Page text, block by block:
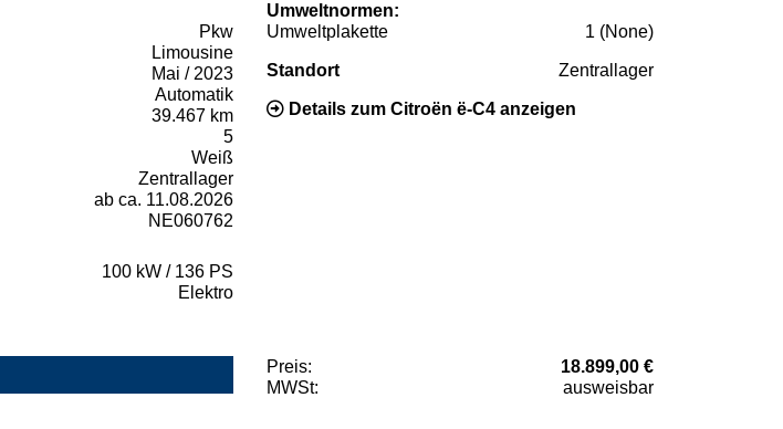
Pkw
Limousine
Mai / 2023
Automatik
39.467 km
5
Weiß
Zentrallager
ab ca. 11.08.2026
NE060762
100 kW / 136 PS
Elektro
Umweltnormen:
Umweltplakette
1 (None)
Standort Zentrallager
Details zum Citroën ë-C4 anzeigen
Preis:
18.899,00 €
MWSt:
ausweisbar